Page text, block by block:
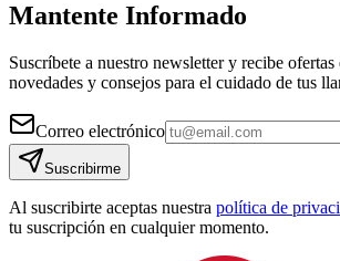
Mantente Informado
Suscríbete a nuestro newsletter y recibe ofertas
novedades y consejos para el cuidado de tus
Correo electrónico
Suscribirme
Al suscribirte aceptas nuestra política de
tu suscripción en cualquier momento.